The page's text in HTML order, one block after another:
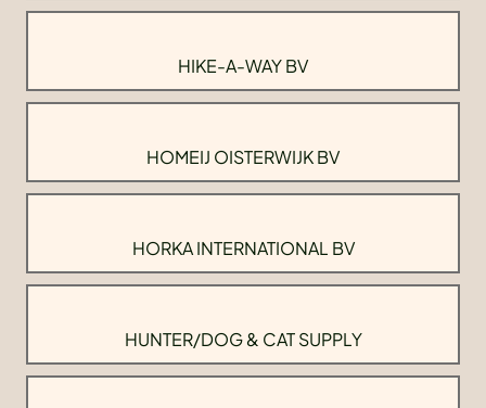
HIKE-A-WAY BV
HOMEIJ OISTERWIJK BV
HORKA INTERNATIONAL BV
HUNTER/DOG & CAT SUPPLY